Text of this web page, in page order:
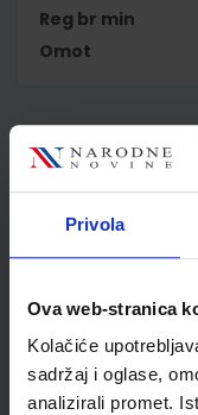
Privola
Ova web-stranica
Kolačiće
sadržaj i oglase,
analizirali promet.
Reg br min
Omot
Kupci